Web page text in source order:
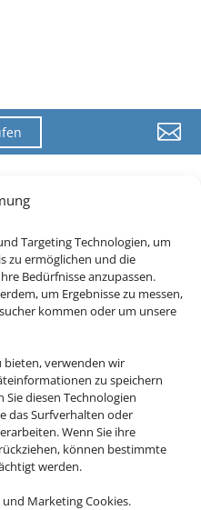
Targeting Technologien, um
zu ermöglichen und die
Bedürfnisse anzupassen.
um Ergebnisse zu messen,
kommen oder um unsere
bieten, verwenden wir
zu speichern
diesen Technologien
das Surfverhalten oder
Wenn Sie ihre
können bestimmte
werden.
Marketing Cookies.
